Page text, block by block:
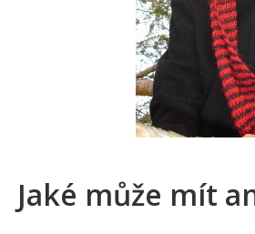
Jaké může mít